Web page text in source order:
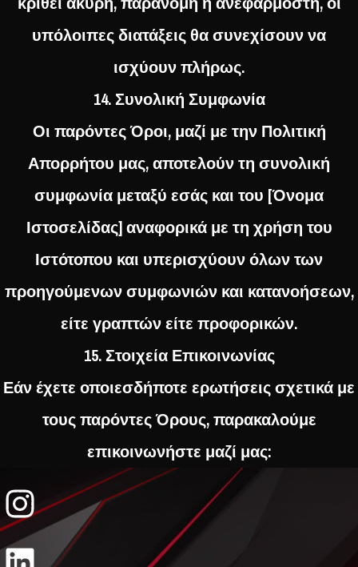
υπόλοιπες διατάξεις θα συνεχίσουν να
ισχύουν πλήρως.
14. Συνολική Συμφωνία
Οι παρόντες Όροι, μαζί με την Πολιτική
Απορρήτου μας, αποτελούν τη συνολική
συμφωνία μεταξύ εσάς και του [Όνομα
Ιστοσελίδας] αναφορικά με τη χρήση του
Ιστότοπου και υπερισχύουν όλων των
προηγούμενων συμφωνιών και κατανοήσεων,
είτε γραπτών είτε προφορικών.
15. Στοιχεία Επικοινωνίας
Εάν έχετε οποιεσδήποτε ερωτήσεις σχετικά με
τους παρόντες Όρους, παρακαλούμε
επικοινωνήστε μαζί μας: